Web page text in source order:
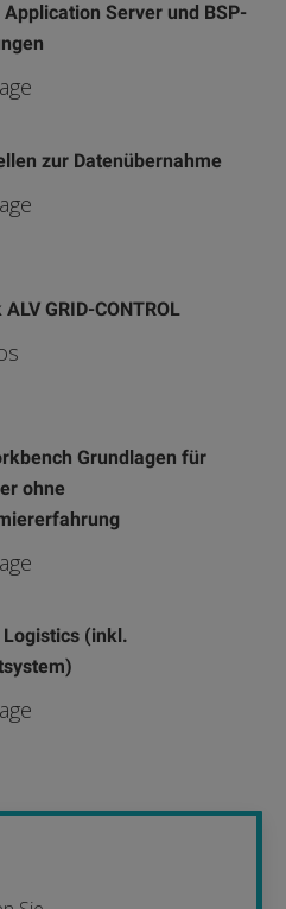
Application Server und BSP-
zur Datenübernahme
GRID-CONTROL
Grundlagen für
ohne
(inkl.